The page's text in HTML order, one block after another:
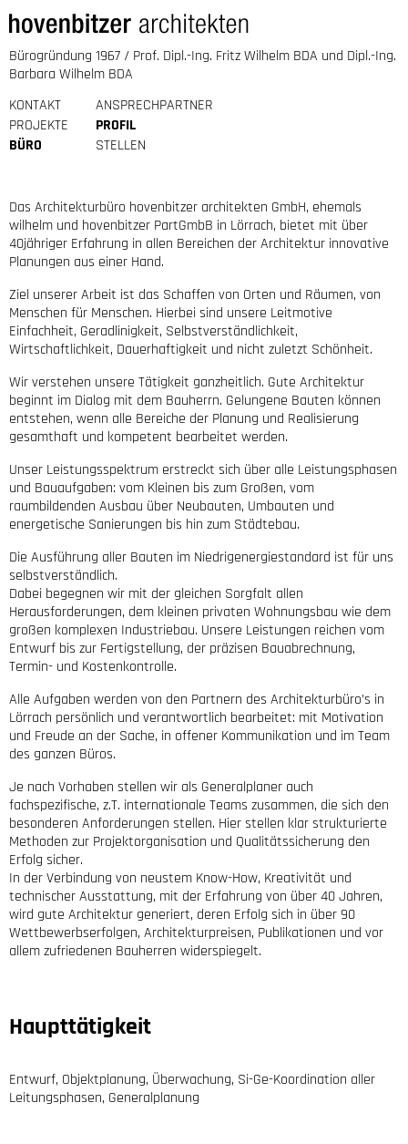
Bürogründung 1967 / Prof. Dipl.-Ing. Fritz Wilhelm BDA und Dipl.-Ing.
Barbara Wilhelm BDA
KONTAKT
PROJEKTE
BÜRO
ANSPRECHPARTNER
PROFIL
STELLEN
Das Architekturbüro hovenbitzer architekten GmbH, ehemals
wilhelm und hovenbitzer PartGmbB in Lörrach, bietet mit über
40jähriger Erfahrung in allen Bereichen der Architektur innovative
Planungen aus einer Hand.
Ziel unserer Arbeit ist das Schaffen von Orten und Räumen, von
Menschen für Menschen. Hierbei sind unsere Leitmotive
Einfachheit, Geradlinigkeit, Selbstverständlichkeit,
Wirtschaftlichkeit, Dauerhaftigkeit und nicht zuletzt Schönheit.
Wir verstehen unsere Tätigkeit ganzheitlich. Gute Architektur
beginnt im Dialog mit dem Bauherrn. Gelungene Bauten können
entstehen, wenn alle Bereiche der Planung und Realisierung
gesamthaft und kompetent bearbeitet werden.
Unser Leistungsspektrum erstreckt sich über alle Leistungsphasen
und Bauaufgaben: vom Kleinen bis zum Großen, vom
raumbildenden Ausbau über Neubauten, Umbauten und
energetische Sanierungen bis hin zum Städtebau.
Die Ausführung aller Bauten im Niedrigenergiestandard ist für uns
selbstverständlich.
Dabei begegnen wir mit der gleichen Sorgfalt allen
Herausforderungen, dem kleinen privaten Wohnungsbau wie dem
großen komplexen Industriebau. Unsere Leistungen reichen vom
Entwurf bis zur Fertigstellung, der präzisen Bauabrechnung,
Termin- und Kostenkontrolle.
Alle Aufgaben werden von den Partnern des Architekturbüro’s in
Lörrach persönlich und verantwortlich bearbeitet: mit Motivation
und Freude an der Sache, in offener Kommunikation und im Team
des ganzen Büros.
Je nach Vorhaben stellen wir als Generalplaner auch
fachspezifische, z.T. internationale Teams zusammen, die sich den
besonderen Anforderungen stellen. Hier stellen klar strukturierte
Methoden zur Projektorganisation und Qualitätssicherung den
Erfolg sicher.
In der Verbindung von neustem Know-How, Kreativität und
technischer Ausstattung, mit der Erfahrung von über 40 Jahren,
wird gute Architektur generiert, deren Erfolg sich in über 90
Wettbewerbserfolgen, Architekturpreisen, Publikationen und vor
allem zufriedenen Bauherren widerspiegelt.
Haupttätigkeit
Entwurf, Objektplanung, Überwachung, Si-Ge-Koordination aller
Leitungsphasen, Generalplanung